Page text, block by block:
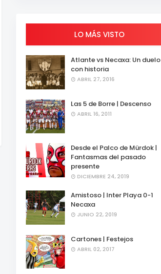
LO MÁS VISTO
Atlante vs Necaxa: Un duelo
con historia
ABRIL 27, 2016
Las 5 de Borre | Descenso
ABRIL 16, 2011
Desde el Palco de Mürdok |
Fantasmas del pasado
presente
DICIEMBRE 24, 2019
Amistoso | Inter Playa 0-1
Necaxa
JUNIO 22, 2019
Cartones | Festejos
ABRIL 02, 2017